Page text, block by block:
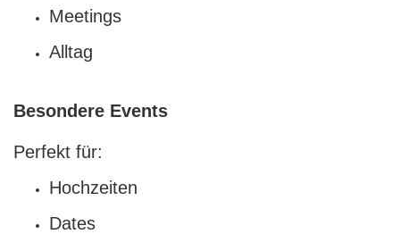
Meetings
Alltag
Besondere Events
Perfekt für:
Hochzeiten
Dates